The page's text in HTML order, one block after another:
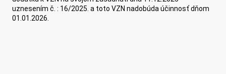
uznesením č. : 16/2025. a toto VZN nadobúda účinnosť dňom
01.01.2026.